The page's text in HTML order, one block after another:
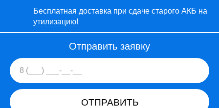
Бесплатная доставка при сдаче старого АКБ на
утилизацию!
Отправить заявку
ОТПРАВИТЬ